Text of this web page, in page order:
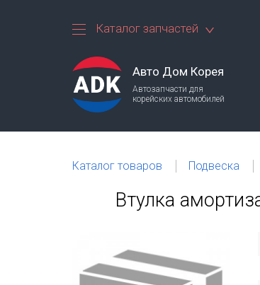
Каталог запчастей
Авто Дом Корея
Автозапчасти для
корейских автомобилей
Каталог товаров Подвеска
Втулка